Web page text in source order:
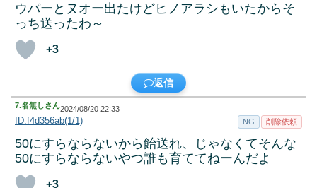
ウパーとヌオー出たけどヒノアラシもいたからそ
っち送ったわ～
+3
返信
7.名無しさん2024/08/20 22:33
ID:f4d356ab(1/1) NG 削除依頼
50にすらならないから飴送れ、じゃなくてそんな
50にすらならないやつ誰も育ててねーんだよ
+3